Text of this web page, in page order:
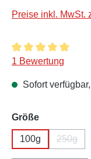
Preise inkl. MwSt.
Durchschnittliche
1 Bewertung
Sofort
Größeauswählen
100g 250g